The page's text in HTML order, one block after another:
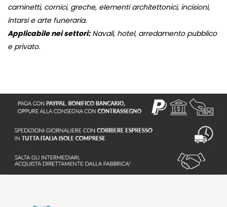
caminetti, cornici, greche, elementi architettonici, incisioni,
intarsi e arte funeraria.
Applicabile nei settori:Navali, hotel, arredamento pubblico
e privato.